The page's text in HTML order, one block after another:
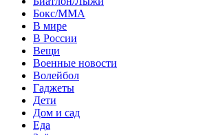
Бокс/MMA
В мире
В России
Вещи
Военные новости
Волейбол
Гаджеты
Дети
Дом и сад
Еда